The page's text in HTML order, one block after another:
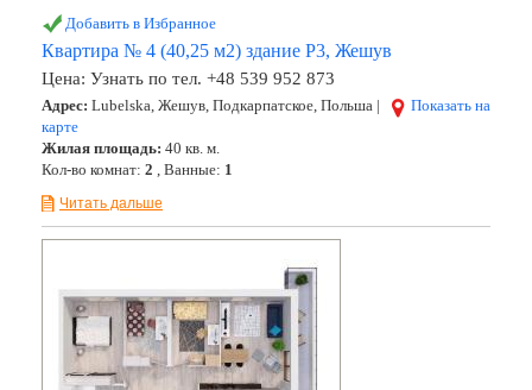
Добавить в Избранное
Квартира № 4 (40,25 м2) здание Р3, Жешув
Цена: Узнать по тел. +48 539 952 873
Адрес: Lubelska, Жешув, Подкарпатское, Польша |
Показать на
карте
Жилая площадь: 40 кв. м.
Кол-во комнат: 2 , Ванные: 1
Читать дальше